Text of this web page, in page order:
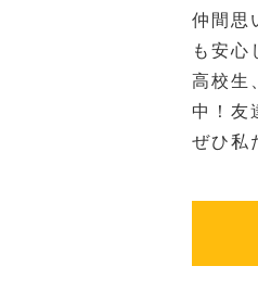
仲間思
も安心
高校生
中！友
ぜひ私